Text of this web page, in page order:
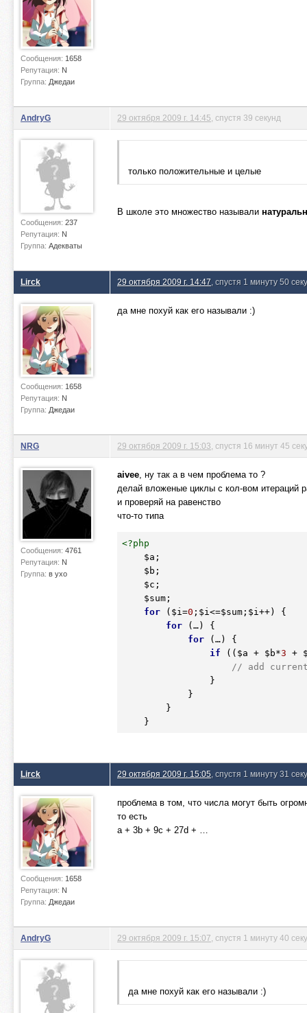
Сообщения: 1658
Репутация: N
Группа: Джедаи
AndryG
Сообщения: 237
Репутация: N
Группа: Адекваты
29 октября 2009 г. 14:45 , спустя 39 секунд
только положительные и целые
В школе это множество называли
Lirck
Сообщения: 1658
Репутация: N
Группа: Джедаи
29 октября 2009 г. 14:47 , спустя 1 минуту 50
да мне похуй как его называли :)
NRG
Сообщения: 4761
Репутация: N
Группа: в ухо
29 октября 2009 г. 15:03 , спустя 16 минут 45
aivee, ну так а в чем проблема то ?
делай вложеные циклы с кол-вом итераций
и проверяй на равенство
что-то типа
<?php
$a ;
$b ;
$c ;
$sum;
for ( $i =0 ; $i <=$sum; $i ++) {
for (…) {
for (…) {
if (( $a + $b*3 +
// add
Lirck
Сообщения: 1658
Репутация: N
Группа: Джедаи
29 октября 2009 г. 15:05 , спустя 1 минуту 31
проблема в том, что числа могут быть
то есть
a + 3b + 9c + 27d + …
AndryG 29 октября 2009 г. 15:07 , спустя 1 минуту 40
да мне похуй как его называли :)